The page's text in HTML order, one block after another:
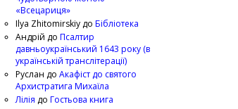
«Всецариця»
Ilya Zhitomirskiy до Бібліотека
Андрій до Псалтир
давньоукраїнський 1643 року (в
українській транслітерації)
Руслан до Акафіст до святого
Архистратига Михаїла
Лілія до Гостьова книга